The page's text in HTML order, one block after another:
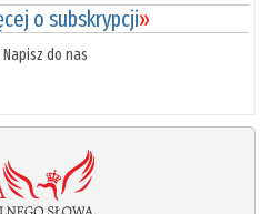
o subskrypcji»
do nas